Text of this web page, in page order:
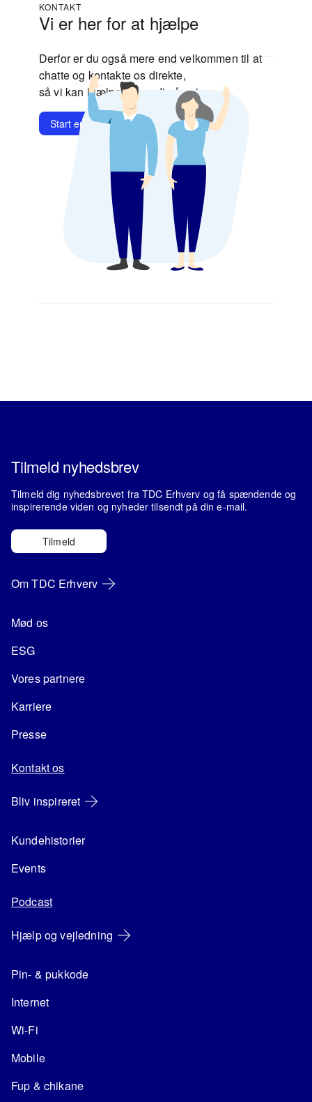
KONTAKT
Vi er her for at hjælpe
Derfor er du også mere end velkommen til at
chatte og kontakte os direkte,
så vi kan hjælpe dig godt på vej.
Start en chat Kontakt os
Tilmeld nyhedsbrev
Tilmeld dig nyhedsbrevet fra TDC Erhverv og få spændende og
inspirerende viden og nyheder tilsendt på din e-mail.
Tilmeld
Om TDC Erhverv
Mød os
ESG
Vores partnere
Karriere
Presse
Kontakt os
Bliv inspireret
Kundehistorier
Events
Podcast
Hjælp og vejledning
Pin- & pukkode
Internet
Wi-Fi
Mobile
Fup & chikane